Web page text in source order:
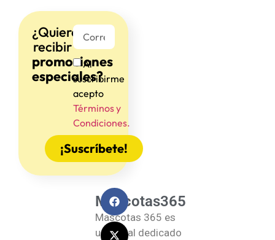
¿Quieres
recibir
promociones
especiales?
Al
suscribirme
acepto
Términos y
Condiciones.
¡Suscríbete!
Mascotas365
Mascotas 365 es
un portal dedicado